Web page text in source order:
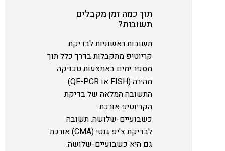
תוך כמה זמן מקבלים
תשובות?
תשובות ראשוניות לבדיקת
קריוטיפ מתקבלות בדרך כלל תוך
מספר ימים באמצעות טכניקה
מהירה (FISH או QF-PCR).
התשובה המלאה של בדיקת
הקריוטיפ אורכת
כשבועיים-שלושה. תשובה
לבדיקת צ'יפ גנטי (CMA) אורכת
גם היא כשבועיים-שלושה.